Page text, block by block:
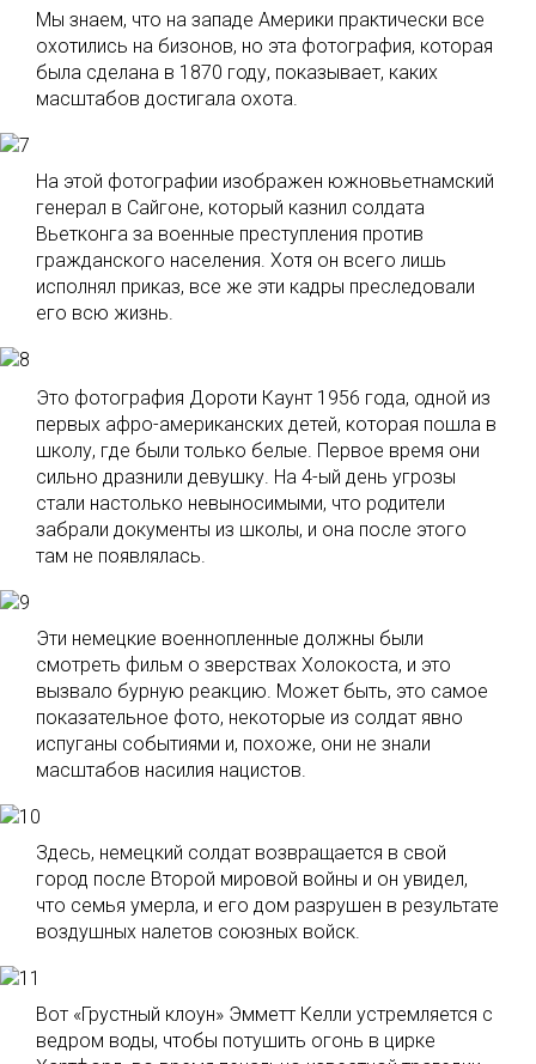
Мы знаем, что на западе Америки практически все
охотились на бизонов, но эта фотография, которая
была сделана в 1870 году, показывает, каких
масштабов достигала охота.
На этой фотографии изображен южновьетнамский
генерал в Сайгоне, который казнил солдата
Вьетконга за военные преступления против
гражданского населения. Хотя он всего лишь
исполнял приказ, все же эти кадры преследовали
его всю жизнь.
Это фотография Дороти Каунт 1956 года, одной из
первых афро-американских детей, которая пошла в
школу, где были только белые. Первое время они
сильно дразнили девушку. На 4-ый день угрозы
стали настолько невыносимыми, что родители
забрали документы из школы, и она после этого
там не появлялась.
Эти немецкие военнопленные должны были
смотреть фильм о зверствах Холокоста, и это
вызвало бурную реакцию. Может быть, это самое
показательное фото, некоторые из солдат явно
испуганы событиями и, похоже, они не знали
масштабов насилия нацистов.
Здесь, немецкий солдат возвращается в свой
город после Второй мировой войны и он увидел,
что семья умерла, и его дом разрушен в результате
воздушных налетов союзных войск.
Вот «Грустный клоун» Эмметт Келли устремляется с
ведром воды, чтобы потушить огонь в цирке